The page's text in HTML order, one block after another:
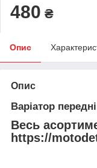
480 ₴
Опис
Опис
Варіатор
Весь
https://